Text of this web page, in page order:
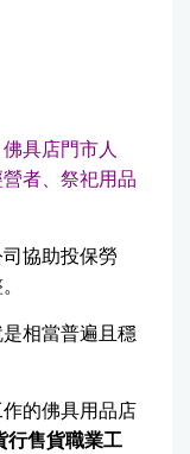
具店門市人
者、祭祀用品
協助投保勞
相當普遍且穩
的佛具用品店
行售貨職業工